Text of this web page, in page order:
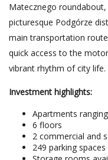
Matecznego
picturesque Podgórze
main transportation
quick access to the
vibrant rhythm of city life.
Investment highlights:
Apartments
6 floors
2 commercial and
249 parking